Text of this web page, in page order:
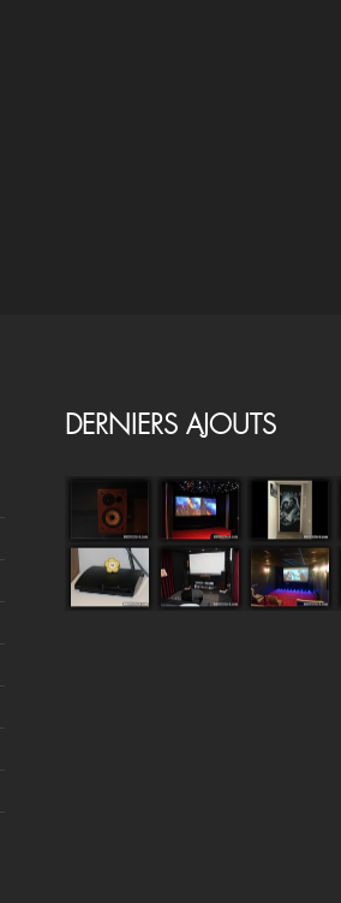
DERNIERS AJOUTS